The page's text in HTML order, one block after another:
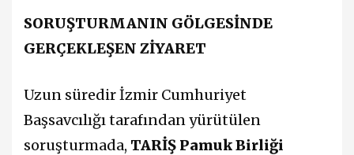
SORUŞTURMANIN GÖLGESİNDE
GERÇEKLEŞEN ZİYARET
Uzun süredir İzmir Cumhuriyet
Başsavcılığı tarafından yürütülen
soruşturmada, TARİŞ Pamuk Birliği